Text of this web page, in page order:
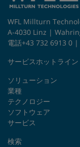
WFL Millturn
A-4030 Linz |
電話+43 732 6913 0 |
サービスホットライン
ソリューション
業種
テクノロジー
ソフトウェア
サービス
検索